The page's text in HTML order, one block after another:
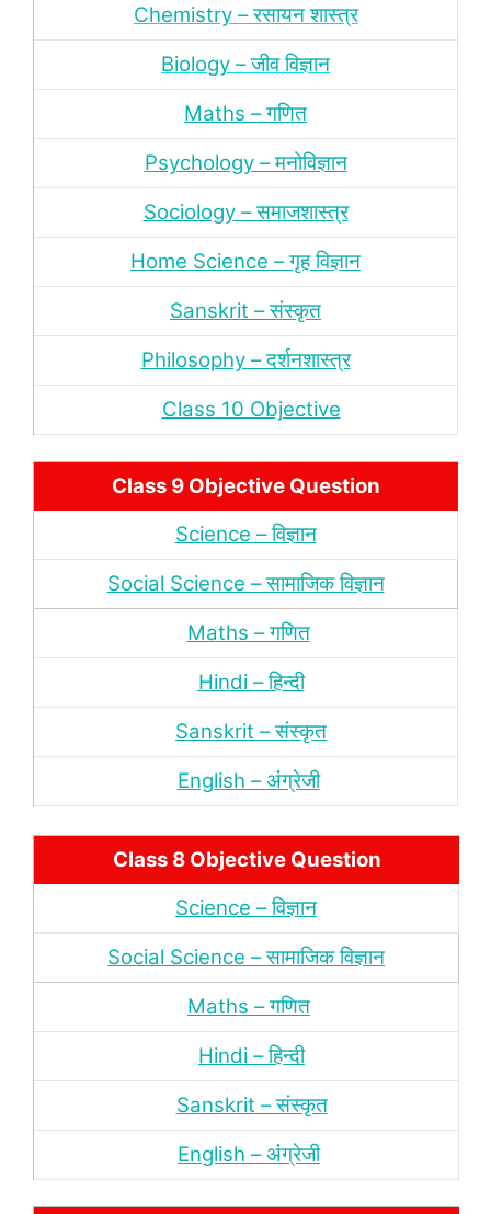
Chemistry – रसायन शास्‍त्र
Biology – जीव विज्ञान
Maths – गणित
Psychology – मनोविज्ञान
Sociology – समाजशास्‍त्र
Home Science – गृह विज्ञान
Sanskrit – संस्‍कृत
Philosophy – दर्शनशास्‍त्र
Class 10 Objective
Class 9 Objective Question
Science – विज्ञान
Social Science – सामाजिक विज्ञान
Maths – गणित
Hindi – हिन्‍दी
Sanskrit – संस्‍कृत
English – अंंग्रेजी
Class 8 Objective Question
Science – विज्ञान
Social Science – सामाजिक विज्ञान
Maths – गणित
Hindi – हिन्‍दी
Sanskrit – संस्‍कृत
English – अंंग्रेजी